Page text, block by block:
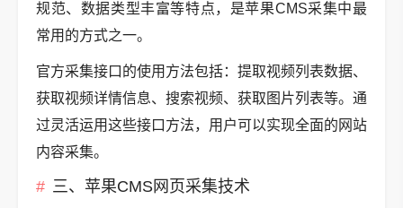
规范、数据类型丰富等特点，是苹果CMS采集中最
常用的方式之一。
官方采集接口的使用方法包括：提取视频列表数据、
获取视频详情信息、搜索视频、获取图片列表等。通
过灵活运用这些接口方法，用户可以实现全面的网站
内容采集。
三、苹果CMS网页采集技术